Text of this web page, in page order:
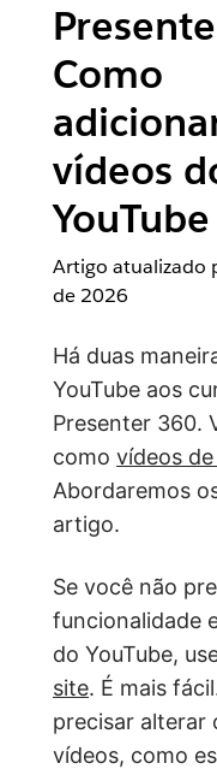
Como
vídeos
YouTube
Artigo atualizado
de 2026
Há duas
YouTube aos
Presenter 360.
como vídeos
Abordaremos
artigo.
Se você não
funcionalidade
do YouTube,
site. É mais
precisar alterar
vídeos, como